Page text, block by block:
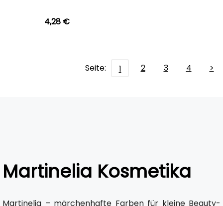
4,28 €
Seite: 1 2 3 4 >
Martinelia Kosmetika
Martinelia – märchenhafte Farben für kleine Beauty-